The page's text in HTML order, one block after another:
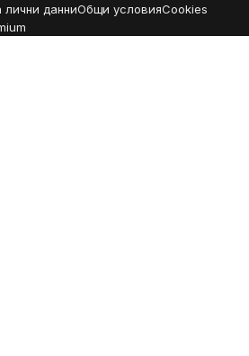
лични данниОбщи условияCookies